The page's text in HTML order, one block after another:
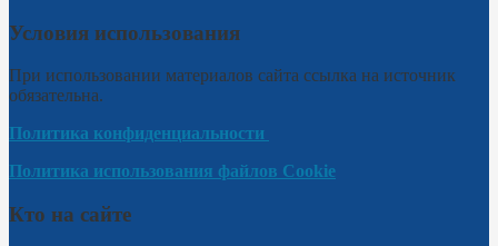
Условия использования
При использовании материалов сайта ссылка на источник
обязательна.
Политика конфиденциальности
Политика использования файлов Cookie
Кто на сайте